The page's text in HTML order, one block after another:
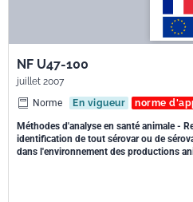
NF U47-100
juillet 2007
Norme
En vigueur norme
Méthodes d'analyse en santé animale -
identification de tout sérovar ou de
dans l'environnement des productions